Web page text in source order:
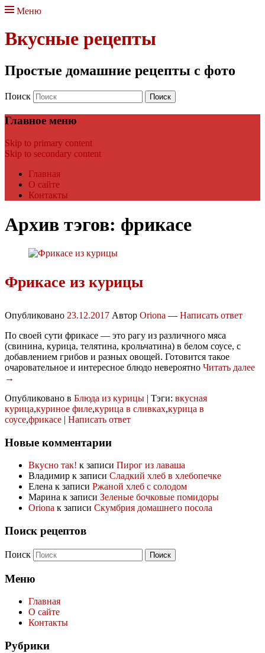
Меню
Вкусные рецепты
Простые домашние рецепты с фото
Поиск
Главное меню
Skip to primary content
Skip to secondary content
Главная
О сайте
Контакты
Архив тэгов: фрикасе
Фрикасе из курицы
Опубликовано 23.12.2017 Автор Oriona — Написать ответ
По своей сути фрикасе — это рагу из различного мяса
(свинина, курица, телятина, крольчатина) в белом соусе, с
добавлением грибов и разных овощей. Готовится такое
очаровательное и интересное блюдо невероятно Читать далее
→
Опубликовано в Блюда из курицы | Тэги: вкусная
курица,куриное филе,курица в сливках,курица в
соусе,фрикасе | Написать ответ
Новые комментарии
Вкусно так! к записи Пирог из лаваша
Владимир к записи Сладкий хлеб в хлебопечке
Елена к записи Ржаной хлеб с солодом
Марина к записи Зеленые бочковые помидоры
Oriona к записи Скумбрия домашнего посола
Поиск рецептов
Поиск
Меню
Главная
О сайте
Контакты
Рубрики